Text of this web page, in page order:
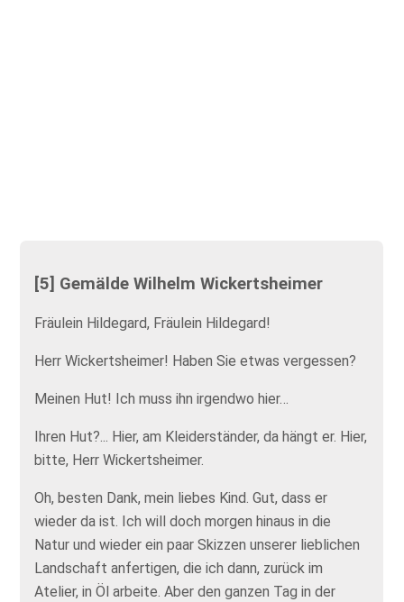
[5] Gemälde Wilhelm Wickertsheimer
Fräulein Hildegard, Fräulein Hildegard!
Herr Wickertsheimer! Haben Sie etwas vergessen?
Meinen Hut! Ich muss ihn irgendwo hier…
Ihren Hut?... Hier, am Kleiderständer, da hängt er. Hier,
bitte, Herr Wickertsheimer.
Oh, besten Dank, mein liebes Kind. Gut, dass er
wieder da ist. Ich will doch morgen hinaus in die
Natur und wieder ein paar Skizzen unserer lieblichen
Landschaft anfertigen, die ich dann, zurück im
Atelier, in Öl arbeite. Aber den ganzen Tag in der